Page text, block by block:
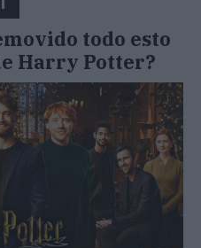
todo esto
Harry Potter?